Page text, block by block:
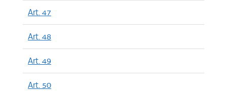
Art. 47
Art. 48
Art. 49
Art. 50